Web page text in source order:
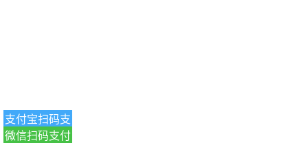
支付宝扫码支
付
微信扫码支付